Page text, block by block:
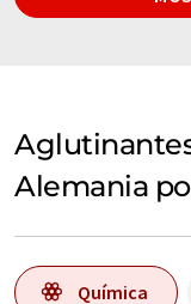
Alemania
Química